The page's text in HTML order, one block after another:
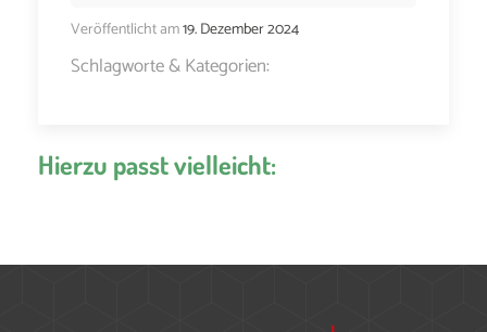
Veröffentlicht am19. Dezember 2024
Schlagworte & Kategorien:
Hierzu passt vielleicht: